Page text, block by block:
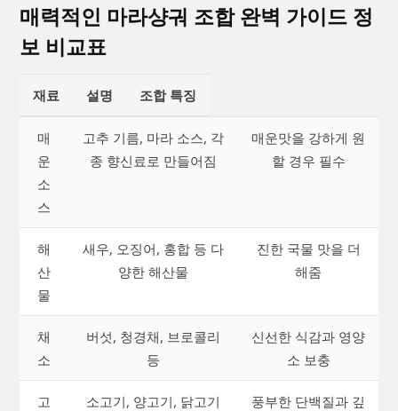
매력적인 마라샹궈 조합 완벽 가이드 정
보 비교표
재료 설명 조합 특징
매
운
소
스
고추 기름, 마라 소스, 각
종 향신료로 만들어짐
매운맛을 강하게 원
할 경우 필수
해
산
물
새우, 오징어, 홍합 등 다
양한 해산물
진한 국물 맛을 더
해줌
채
소
버섯, 청경채, 브로콜리
등
신선한 식감과 영양
소 보충
고
소고기, 양고기, 닭고기
풍부한 단백질과 깊